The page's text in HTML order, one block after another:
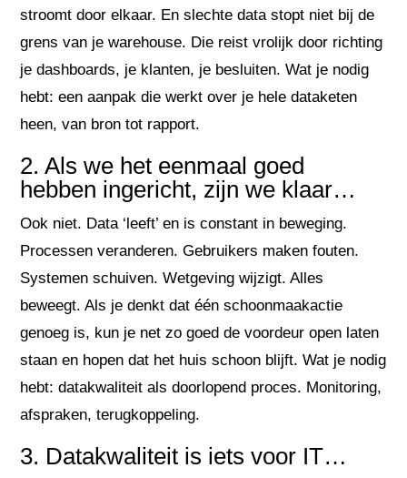
stroomt door elkaar. En slechte data stopt niet bij de
grens van je warehouse. Die reist vrolijk door richting
je dashboards, je klanten, je besluiten. Wat je nodig
hebt: een aanpak die werkt over je hele dataketen
heen, van bron tot rapport.
2. Als we het eenmaal goed
hebben ingericht, zijn we klaar…
Ook niet. Data ‘leeft’ en is constant in beweging.
Processen veranderen. Gebruikers maken fouten.
Systemen schuiven. Wetgeving wijzigt. Alles
beweegt. Als je denkt dat één schoonmaakactie
genoeg is, kun je net zo goed de voordeur open laten
staan en hopen dat het huis schoon blijft. Wat je nodig
hebt: datakwaliteit als doorlopend proces. Monitoring,
afspraken, terugkoppeling.
3. Datakwaliteit is iets voor IT…